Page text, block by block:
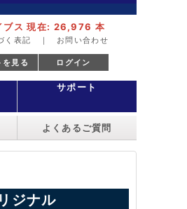
ブス 現在: 26,976 本
く表記 ｜ お問い合わせ
ログイン
を見る
サポート
よくあるご質問
ジナル